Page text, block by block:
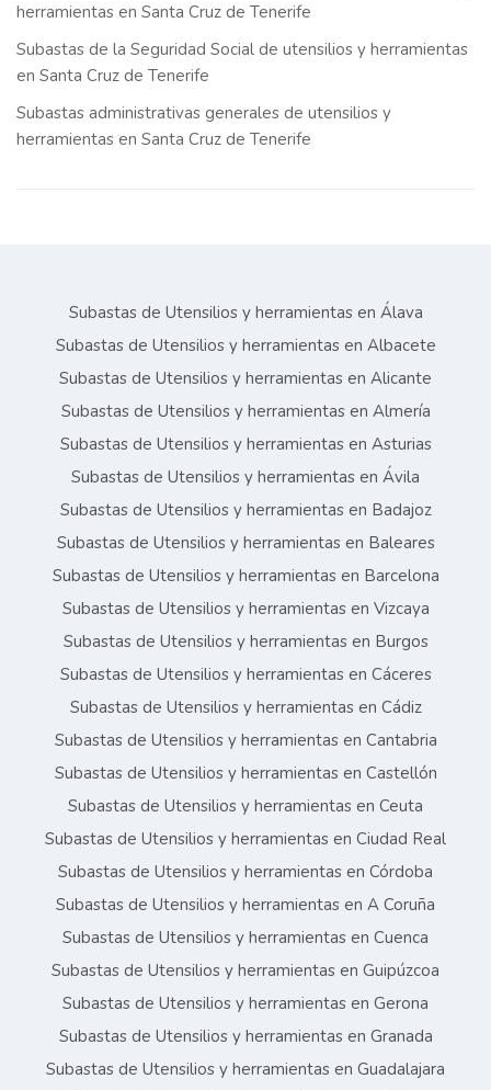
herramientas en Santa Cruz de Tenerife
Subastas de la Seguridad Social de utensilios y herramientas
en Santa Cruz de Tenerife
Subastas administrativas generales de utensilios y
herramientas en Santa Cruz de Tenerife
Subastas de Utensilios y herramientas en Álava
Subastas de Utensilios y herramientas en Albacete
Subastas de Utensilios y herramientas en Alicante
Subastas de Utensilios y herramientas en Almería
Subastas de Utensilios y herramientas en Asturias
Subastas de Utensilios y herramientas en Ávila
Subastas de Utensilios y herramientas en Badajoz
Subastas de Utensilios y herramientas en Baleares
Subastas de Utensilios y herramientas en Barcelona
Subastas de Utensilios y herramientas en Vizcaya
Subastas de Utensilios y herramientas en Burgos
Subastas de Utensilios y herramientas en Cáceres
Subastas de Utensilios y herramientas en Cádiz
Subastas de Utensilios y herramientas en Cantabria
Subastas de Utensilios y herramientas en Castellón
Subastas de Utensilios y herramientas en Ceuta
Subastas de Utensilios y herramientas en Ciudad Real
Subastas de Utensilios y herramientas en Córdoba
Subastas de Utensilios y herramientas en A Coruña
Subastas de Utensilios y herramientas en Cuenca
Subastas de Utensilios y herramientas en Guipúzcoa
Subastas de Utensilios y herramientas en Gerona
Subastas de Utensilios y herramientas en Granada
Subastas de Utensilios y herramientas en Guadalajara